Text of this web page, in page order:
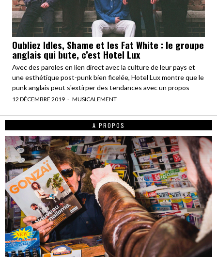
Oubliez Idles, Shame et les Fat White : le groupe
anglais qui bute, c’est Hotel Lux
Avec des paroles en lien direct avec la culture de leur pays et
une esthétique post-punk bien ficelée, Hotel Lux montre que le
punk anglais peut s'extirper des tendances avec un propos
12 DÉCEMBRE 2019 MUSICALEMENT
A PROPOS